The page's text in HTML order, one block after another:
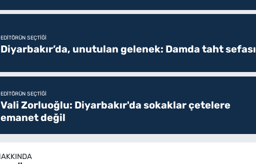
EDITÖRÜN SEÇTIĞI
Diyarbakır’da, unutulan gelenek: Damda taht sefası
EDITÖRÜN SEÇTIĞI
Vali Zorluoğlu: Diyarbakır'da sokaklar çetelere
emanet değil